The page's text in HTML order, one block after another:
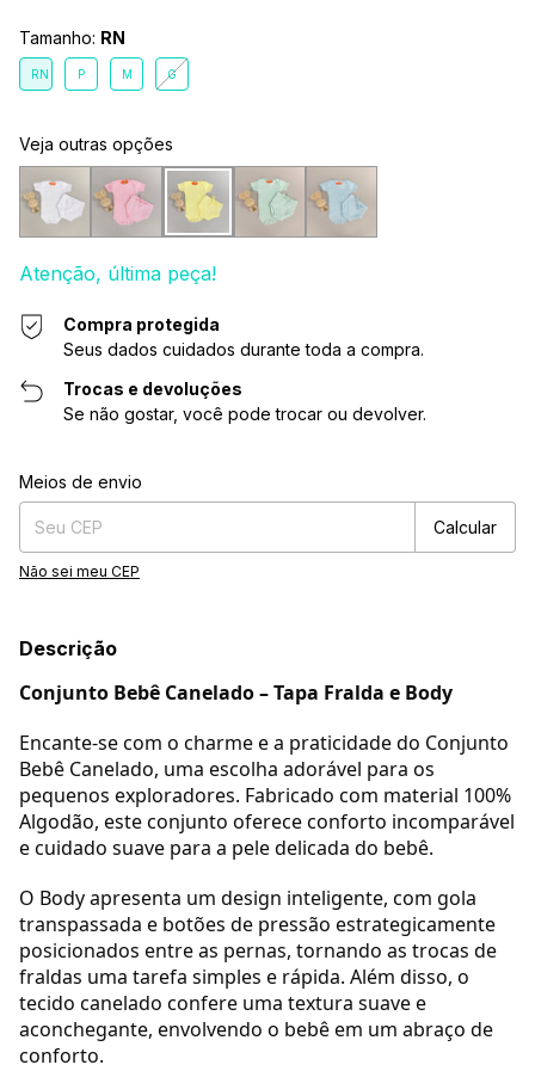
Tamanho: RN
RN P M G
Veja outras opções
Atenção, última peça!
Compra protegida
Seus dados cuidados durante toda a compra.
Trocas e devoluções
Se não gostar, você pode trocar ou devolver.
Entregas para o CEP:
Meios de envio
Calcular
Não sei meu CEP
Descrição
Conjunto Bebê Canelado – Tapa Fralda e Body
Encante-se com o charme e a praticidade do Conjunto
Bebê Canelado, uma escolha adorável para os
pequenos exploradores. Fabricado com material 100%
Algodão, este conjunto oferece conforto incomparável
e cuidado suave para a pele delicada do bebê.
O Body apresenta um design inteligente, com gola
transpassada e botões de pressão estrategicamente
posicionados entre as pernas, tornando as trocas de
fraldas uma tarefa simples e rápida. Além disso, o
tecido canelado confere uma textura suave e
aconchegante, envolvendo o bebê em um abraço de
conforto.